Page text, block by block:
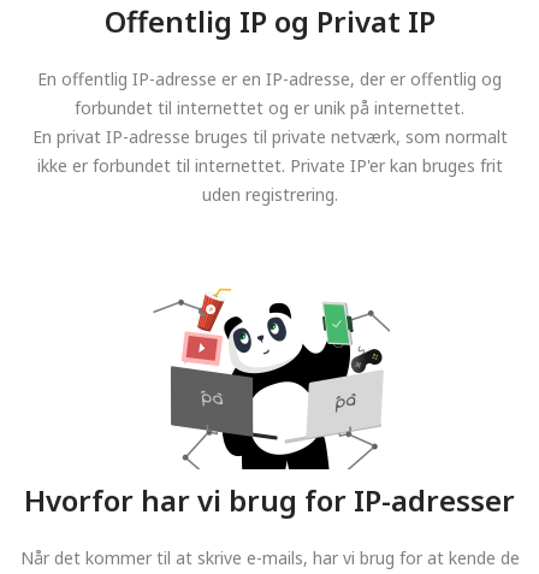
Offentlig IP og Privat IP
En offentlig IP-adresse er en IP-adresse, der er offentlig og
forbundet til internettet og er unik på internettet.
En privat IP-adresse bruges til private netværk, som normalt
ikke er forbundet til internettet. Private IP'er kan bruges frit
uden registrering.
Hvorfor har vi brug for IP-adresser
Når det kommer til at skrive e-mails, har vi brug for at kende de